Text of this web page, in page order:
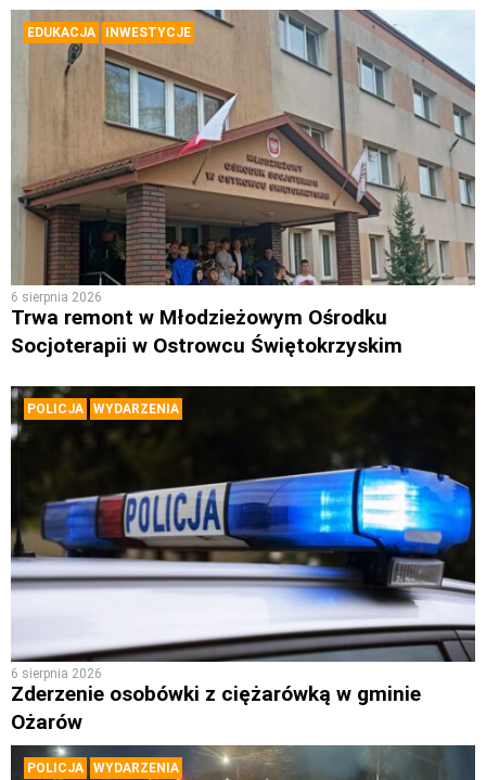
EDUKACJA INWESTYCJE
6 sierpnia 2026
Trwa remont w Młodzieżowym Ośrodku
Socjoterapii w Ostrowcu Świętokrzyskim
POLICJA WYDARZENIA
6 sierpnia 2026
Zderzenie osobówki z ciężarówką w gminie
Ożarów
POLICJA WYDARZENIA